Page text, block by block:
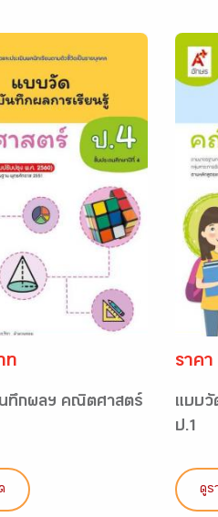
ท
ทึกผลฯ คณิตศาสตร์
ราค
แบบวั
ป.1
ดูร